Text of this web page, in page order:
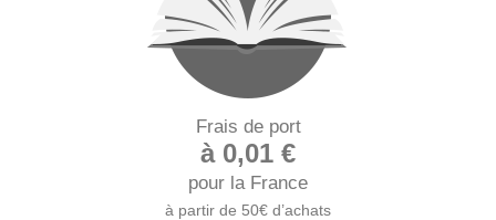
Frais de port
à 0,01 €
pour la France
à partir de 50€ d’achats